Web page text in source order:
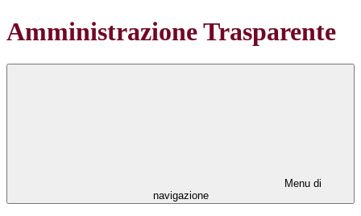
Amministrazione Trasparente
Menu di
navigazione